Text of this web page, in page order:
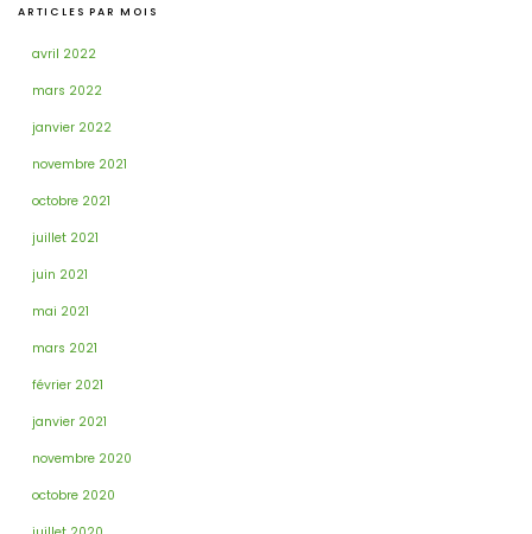
ARTICLES PAR MOIS
avril 2022
mars 2022
janvier 2022
novembre 2021
octobre 2021
juillet 2021
juin 2021
mai 2021
mars 2021
février 2021
janvier 2021
novembre 2020
octobre 2020